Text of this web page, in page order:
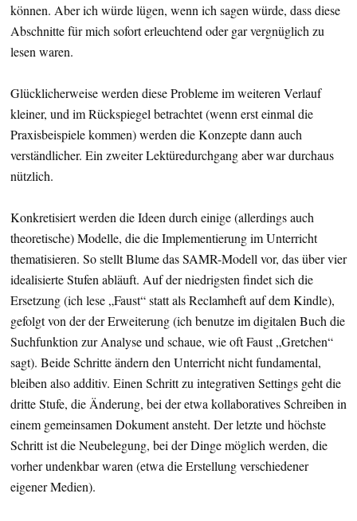
können. Aber ich würde lügen, wenn ich sagen würde, dass diese
Abschnitte für mich sofort erleuchtend oder gar vergnüglich zu
lesen waren.
Glücklicherweise werden diese Probleme im weiteren Verlauf
kleiner, und im Rückspiegel betrachtet (wenn erst einmal die
Praxisbeispiele kommen) werden die Konzepte dann auch
verständlicher. Ein zweiter Lektüredurchgang aber war durchaus
nützlich.
Konkretisiert werden die Ideen durch einige (allerdings auch
theoretische) Modelle, die die Implementierung im Unterricht
thematisieren. So stellt Blume das SAMR-Modell vor, das über vier
idealisierte Stufen abläuft. Auf der niedrigsten findet sich die
Ersetzung (ich lese „Faust“ statt als Reclamheft auf dem Kindle),
gefolgt von der der Erweiterung (ich benutze im digitalen Buch die
Suchfunktion zur Analyse und schaue, wie oft Faust „Gretchen“
sagt). Beide Schritte ändern den Unterricht nicht fundamental,
bleiben also additiv. Einen Schritt zu integrativen Settings geht die
dritte Stufe, die Änderung, bei der etwa kollaboratives Schreiben in
einem gemeinsamen Dokument ansteht. Der letzte und höchste
Schritt ist die Neubelegung, bei der Dinge möglich werden, die
vorher undenkbar waren (etwa die Erstellung verschiedener
eigener Medien).